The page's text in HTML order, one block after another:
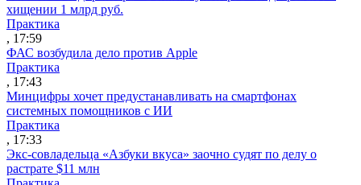
хищении 1 млрд руб.
Практика
, 17:59
ФАС возбудила дело против Apple
Практика
, 17:43
Минцифры хочет предустанавливать на смартфонах
системных помощников с ИИ
Практика
, 17:33
Экс-совладельца «Азбуки вкуса» заочно судят по делу о
растрате $11 млн